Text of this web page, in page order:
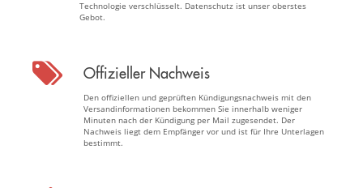
Technologie verschlüsselt. Datenschutz ist unser oberstes
Gebot.
Offizieller Nachweis
Den offiziellen und geprüften Kündigungsnachweis mit den
Versandinformationen bekommen Sie innerhalb weniger
Minuten nach der Kündigung per Mail zugesendet. Der
Nachweis liegt dem Empfänger vor und ist für Ihre Unterlagen
bestimmt.